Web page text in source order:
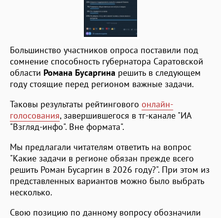
Большинство участников опроса поставили под
сомнение способность губернатора Саратовской
области Романа Бусаргина решить в следующем
году стоящие перед регионом важные задачи.
Таковы результаты рейтингового онлайн-
голосования, завершившегося в тг-канале "ИА
"Взгляд-инфо". Вне формата".
Мы предлагали читателям ответить на вопрос
"Какие задачи в регионе обязан прежде всего
решить Роман Бусаргин в 2026 году?". При этом из
представленных вариантов можно было выбрать
несколько.
Свою позицию по данному вопросу обозначили